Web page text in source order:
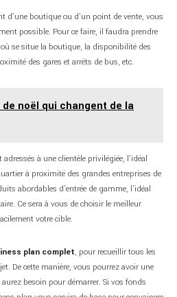
d’une boutique ou d’un point de vente, vous
possible. Pour ce faire, il faudra prendre
se situe la boutique, la disponibilité des
des gares et arrêts de bus, etc.
noël qui changent de la
à une clientèle privilégiée, l’idéal
à proximité des grandes entreprises de
abordables d’entrée de gamme, l’idéal
Ce sera à vous de choisir le meilleur
votre cible.
plan complet, pour recueillir tous les
De cette manière, vous pourrez avoir une
besoin pour démarrer. Si vos fonds